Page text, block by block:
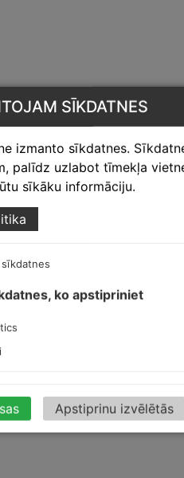
,Finnera
SĪKDATNES
izmanto sīkdatnes.
palīdz uzlabot tīmekļa
sīkāku informāciju.
ko apstipriniet
Apstiprinu izvēlētās